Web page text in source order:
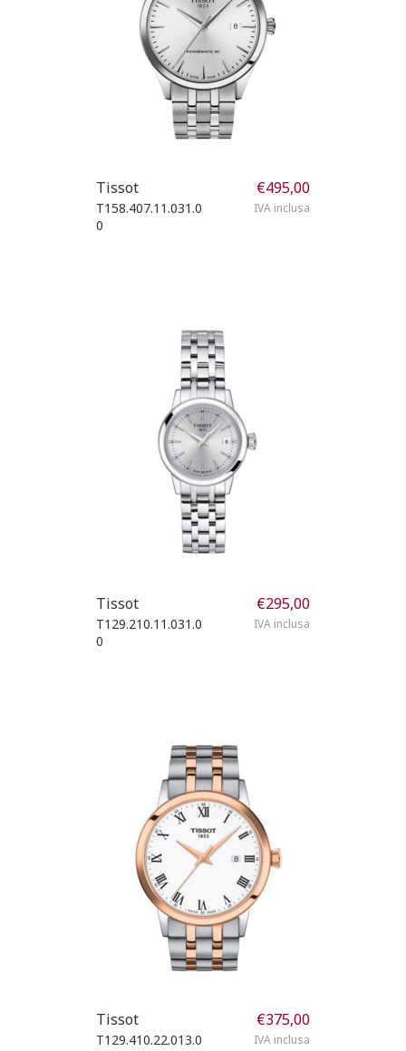
Tissot
T158.407.11.031.0
0
€495,00
IVA inclusa
Tissot
T129.210.11.031.0
0
€295,00
IVA inclusa
Tissot
T129.410.22.013.0
€375,00
IVA inclusa